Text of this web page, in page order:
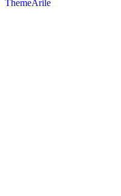
ThemeArile